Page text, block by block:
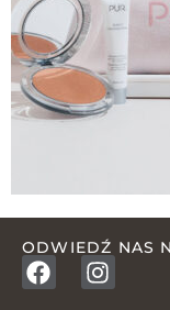
ODWIEDŹ NAS